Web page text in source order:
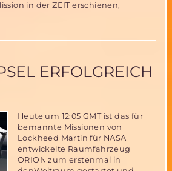
in der ZEIT erschienen,
ERFOLGREICH
Heute um 12:05 GMT ist das für
bemannte Missionen von
Lockheed Martin für NASA
entwickelte Raumfahrzeug
ORION zum erstenmal in